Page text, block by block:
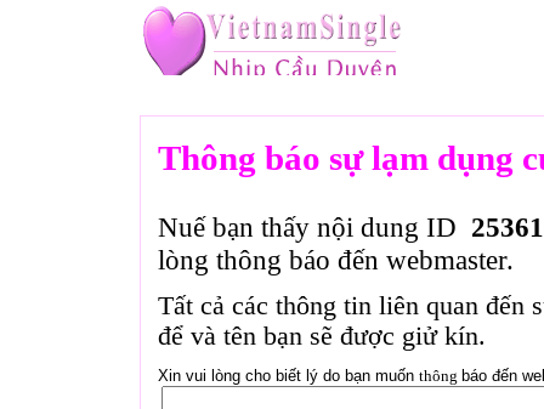
Thông báo sự lạm dụng
Nuế bạn thấy nội dung ID
lòng thông báo đến webmaster.
Tất cả các thông tin liên quan đến
để và tên bạn sẽ được giử kín.
Xin vui lòng cho biết lý do bạn muốn thông báo đến